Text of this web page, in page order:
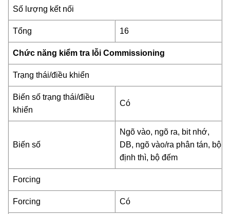
Số lượng kết nối
Tổng 16
Chức năng kiểm tra lỗi Commissioning
Trạng thái/điều khiển
Biến số trạng thái/điều
khiển
Có
Biến số
Ngõ vào, ngõ ra, bit nhớ,
DB, ngõ vào/ra phân tán, bộ
định thì, bộ đếm
Forcing
Forcing Có